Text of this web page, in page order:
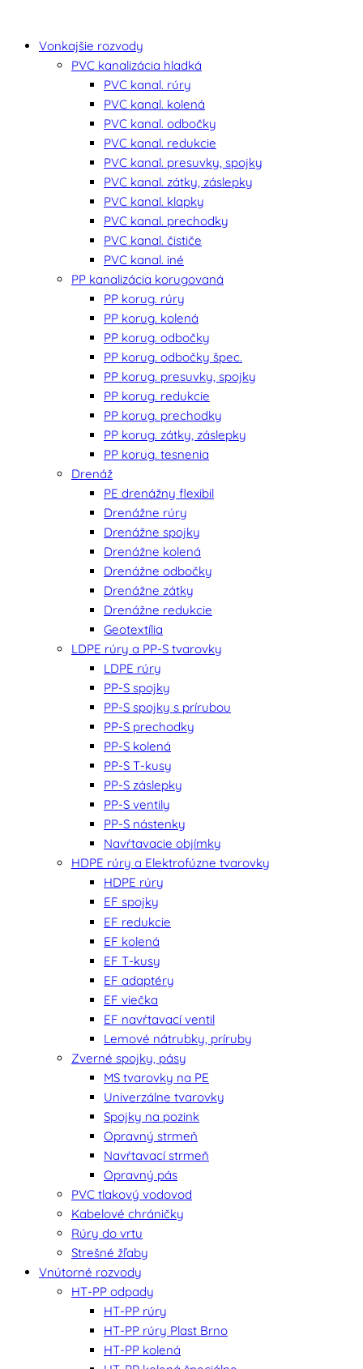
Vonkajšie rozvody
PVC kanalizácia hladká
PVC kanal. rúry
PVC kanal. kolená
PVC kanal. odbočky
PVC kanal. redukcie
PVC kanal. presuvky, spojky
PVC kanal. zátky, záslepky
PVC kanal. klapky
PVC kanal. prechodky
PVC kanal. čističe
PVC kanal. iné
PP kanalizácia korugovaná
PP korug. rúry
PP korug. kolená
PP korug. odbočky
PP korug. odbočky špec.
PP korug. presuvky, spojky
PP korug. redukcie
PP korug. prechodky
PP korug. zátky, záslepky
PP korug. tesnenia
Drenáž
PE drenážny flexibil
Drenážne rúry
Drenážne spojky
Drenážne kolená
Drenážne odbočky
Drenážne zátky
Drenážne redukcie
Geotextília
LDPE rúry a PP-S tvarovky
LDPE rúry
PP-S spojky
PP-S spojky s prírubou
PP-S prechodky
PP-S kolená
PP-S T-kusy
PP-S záslepky
PP-S ventily
PP-S nástenky
Navŕtavacie objímky
HDPE rúry a Elektrofúzne tvarovky
HDPE rúry
EF spojky
EF redukcie
EF kolená
EF T-kusy
EF adaptéry
EF viečka
EF navŕtavací ventil
Lemové nátrubky, príruby
Zverné spojky, pásy
MS tvarovky na PE
Univerzálne tvarovky
Spojky na pozink
Opravný strmeň
Navŕtavací strmeň
Opravný pás
PVC tlakový vodovod
Kabelové chráničky
Rúry do vrtu
Strešné žľaby
Vnútorné rozvody
HT-PP odpady
HT-PP rúry
HT-PP rúry Plast Brno
HT-PP kolená